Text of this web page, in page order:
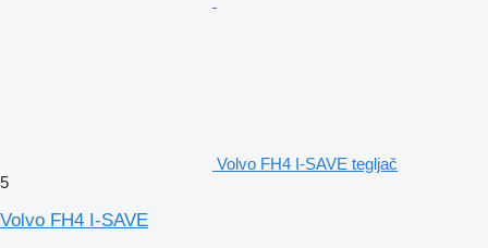
Volvo FH4 I-SAVE tegljač
5
Volvo FH4 I-SAVE